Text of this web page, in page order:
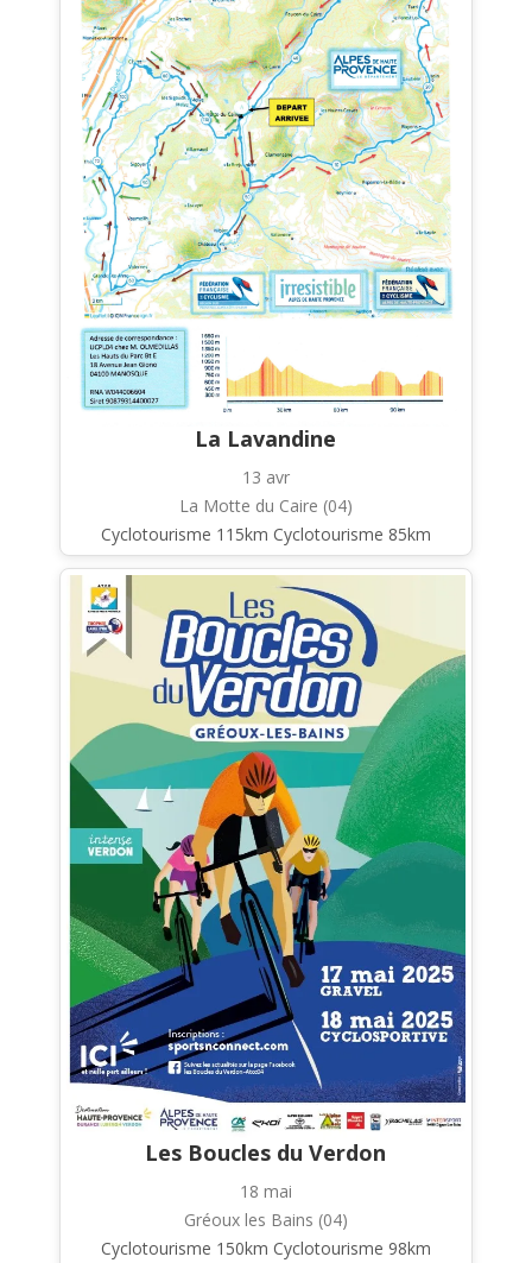
La Lavandine
13 avr
La Motte du Caire (04)
Cyclotourisme 115km Cyclotourisme 85km
Les Boucles du Verdon
18 mai
Gréoux les Bains (04)
Cyclotourisme 150km Cyclotourisme 98km